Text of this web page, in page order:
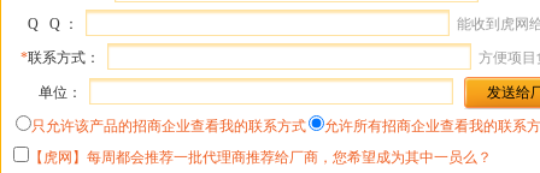
Q Q ：
能收到虎网
*联系方式： 方便项目
单位：
只允许该产品的招商企业查看我的联系方式
允许所有招商企业查看我的联系
【虎网】每周都会推荐一批代理商推荐给厂商，您希望成为其中一员么？